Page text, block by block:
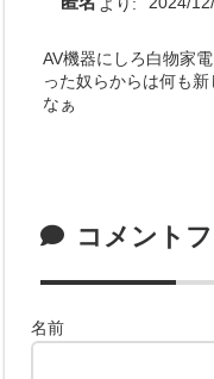
AV機器にしろ白物家
った奴らからは何も
なぁ
コメント
名前